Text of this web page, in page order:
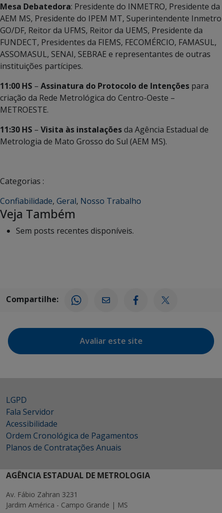
Mesa Debatedora: Presidente do INMETRO, Presidente da
AEM MS, Presidente do IPEM MT, Superintendente Inmetro
GO/DF, Reitor da UFMS, Reitor da UEMS, Presidente da
FUNDECT, Presidentes da FIEMS, FECOMÉRCIO, FAMASUL,
ASSOMASUL, SENAI, SEBRAE e representantes de outras
instituições partícipes.
11:00 HS – Assinatura do Protocolo de Intenções para
criação da Rede Metrológica do Centro-Oeste –
METROESTE.
11:30 HS – Visita às instalaçõesda Agência Estadual de
Metrologia de Mato Grosso do Sul (AEM MS).
Categorias :
Confiabilidade, Geral, Nosso Trabalho
Veja Também
Sem posts recentes disponíveis.
Compartilhe:
Avaliar este site
LGPD
Fala Servidor
Acessibilidade
Ordem Cronológica de Pagamentos
Planos de Contratações Anuais
AGÊNCIA ESTADUAL DE METROLOGIA
Av. Fábio Zahran 3231
Jardim América - Campo Grande | MS